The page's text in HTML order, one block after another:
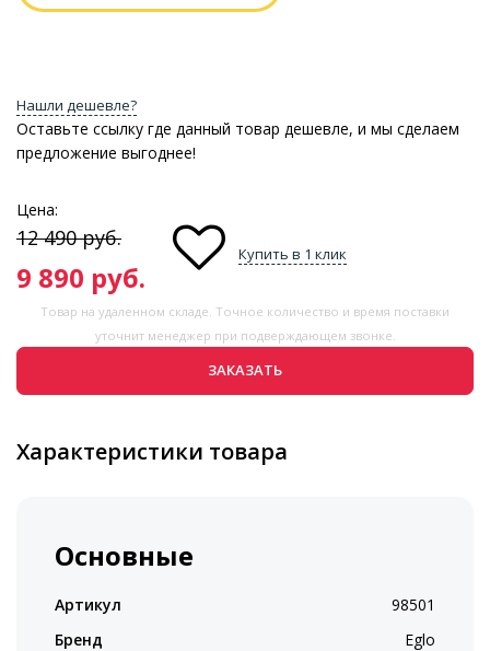
Нашли дешевле?
Оставьте ссылку где данный товар дешевле, и мы сделаем
предложение выгоднее!
Цена:
12 490руб.
9 890 руб.
Купить в 1 клик
Товар на удаленном складе. Точное количество и время поставки
уточнит менеджер при подверждающем звонке.
ЗАКАЗАТЬ
Характеристики товара
Основные
Артикул
98501
Бренд
Eglo